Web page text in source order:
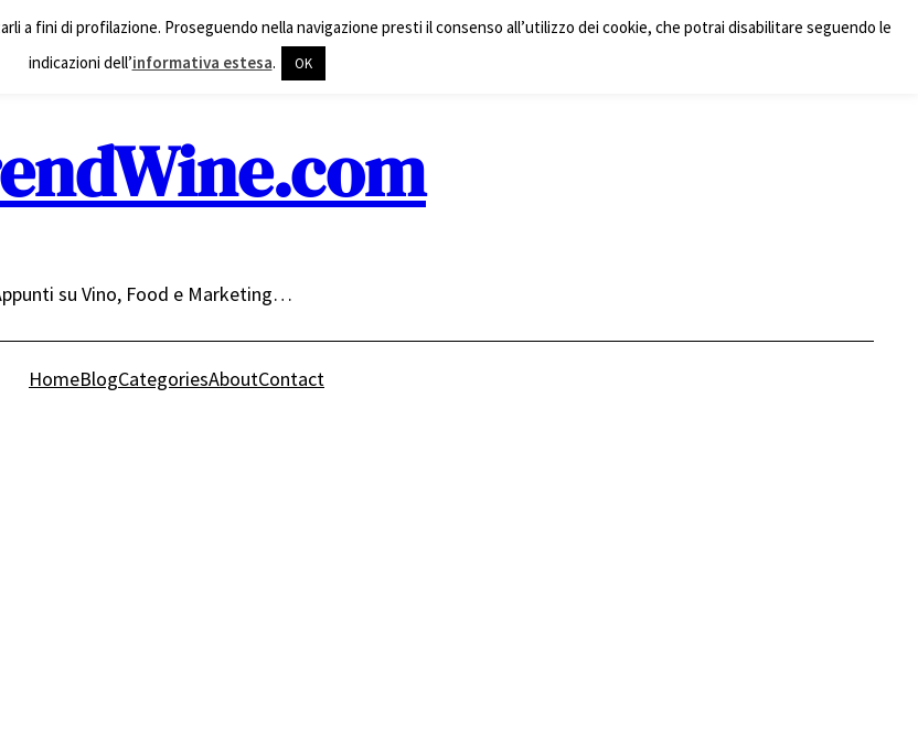
su Vino, Food e Marketing…
HomeBlogCategoriesAboutContact
fini di profilazione. Proseguendo nella navigazione presti il consenso all’utilizzo dei cookie, che potrai disabilitare seguendo le
indicazioni dell’informativa estesa. OK